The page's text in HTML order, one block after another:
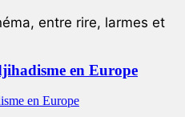
entre rire, larmes et
en Europe